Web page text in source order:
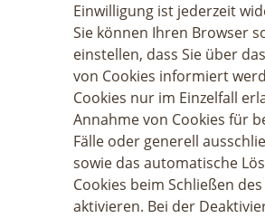
Einwilligung ist jederzeit
Sie können Ihren Browser
einstellen, dass Sie über
von Cookies informiert
Cookies nur im Einzelfall
Annahme von Cookies für
Fälle oder generell
sowie das automatische
Cookies beim Schließen
aktivieren. Bei der